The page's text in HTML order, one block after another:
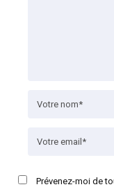
Prévenez-moi de